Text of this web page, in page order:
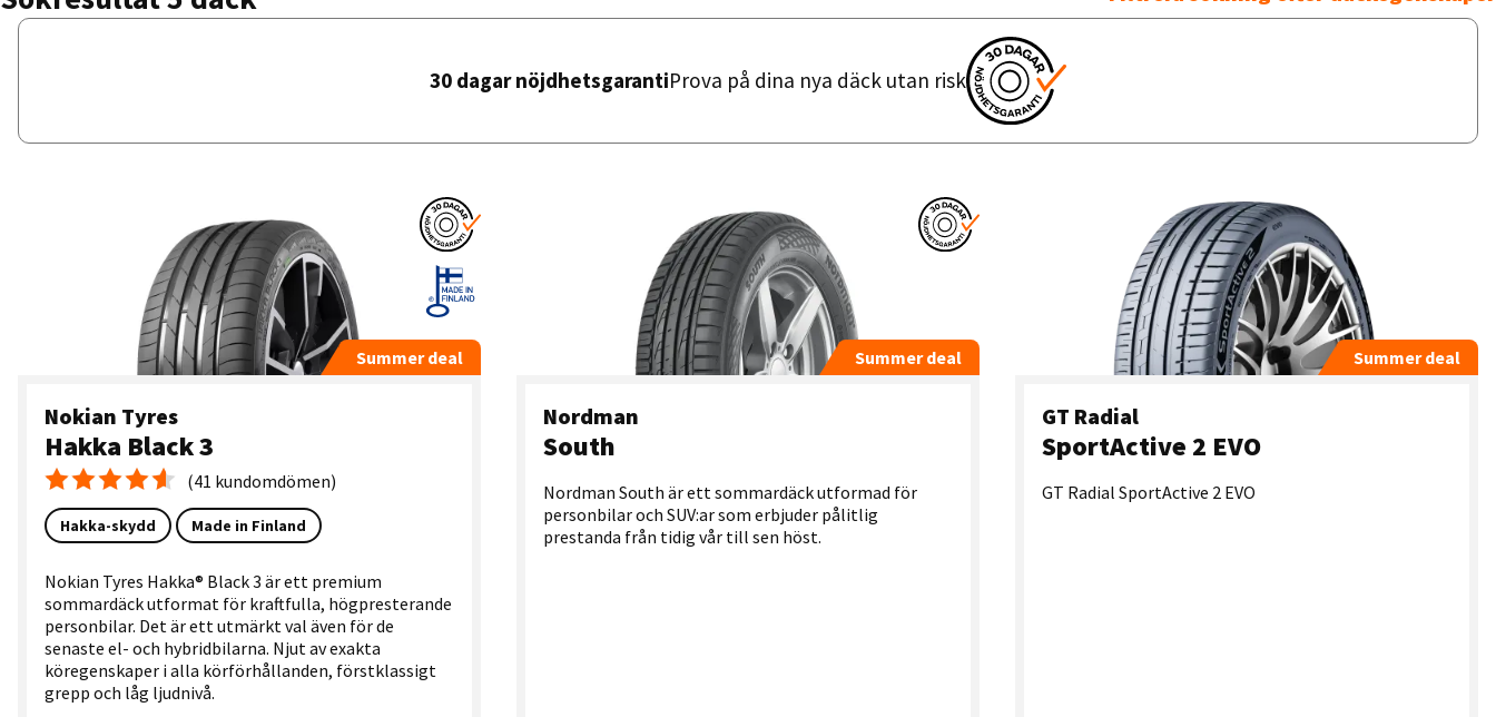
30 dagar nöjdhetsgarantiProva på dina nya däck utan risk
Summer deal
Nokian Tyres
Hakka Black 3
Medelbetyg 4.6 (41 kundomdömen)
Hakka-skydd Made in Finland
Nokian Tyres Hakka® Black 3 är ett premium
sommardäck utformat för kraftfulla, högpresterande
personbilar. Det är ett utmärkt val även för de
senaste el- och hybridbilarna. Njut av exakta
köregenskaper i alla körförhållanden, förstklassigt
grepp och låg ljudnivå.
Summer deal
Nordman
South
Nordman South är ett sommardäck utformad för
personbilar och SUV:ar som erbjuder pålitlig
prestanda från tidig vår till sen höst.
Summer deal
GT Radial
SportActive 2 EVO
GT Radial SportActive 2 EVO